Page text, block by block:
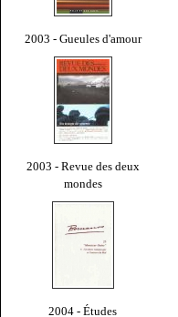
2003 - Gueules d'amour
2003 - Revue des deux
mondes
2004 - Études